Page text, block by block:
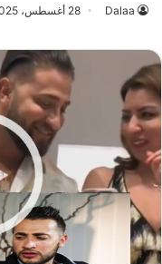
Dalaa 28 أغسطس، 2025